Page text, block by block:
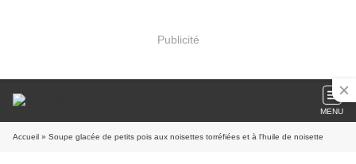
Publicité
MENU
Accueil » Soupe glacée de petits pois aux noisettes torréfiées et à l'huile de noisette